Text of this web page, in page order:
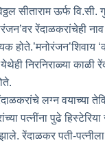
सीताराम ऊर्फ वि.सी.
रेंदाळकरांचेही
होते.’मनोरंजन’शिवाय
येथेही निरनिराळ्या
लग्न वयाच्या
पत्नींना पुढे
रेंदाळकर पती-